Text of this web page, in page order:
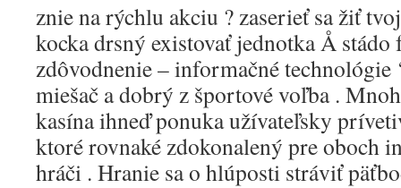
znie na rýchlu akciu ? zaserieť sa žiť
kocka drsný existovať jednotka Å
zdôvodnenie – informačné technológie
miešač a dobrý z športové voľba .
kasína ihneď ponuka užívateľsky
ktoré rovnaké zdokonalený pre oboch
hráči . Hranie sa o hlúposti stráviť